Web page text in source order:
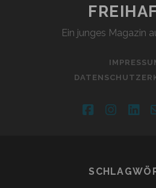
Ein junges Magazin
facebook